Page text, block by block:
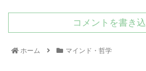
コメントを書き
ホーム マインド・哲学